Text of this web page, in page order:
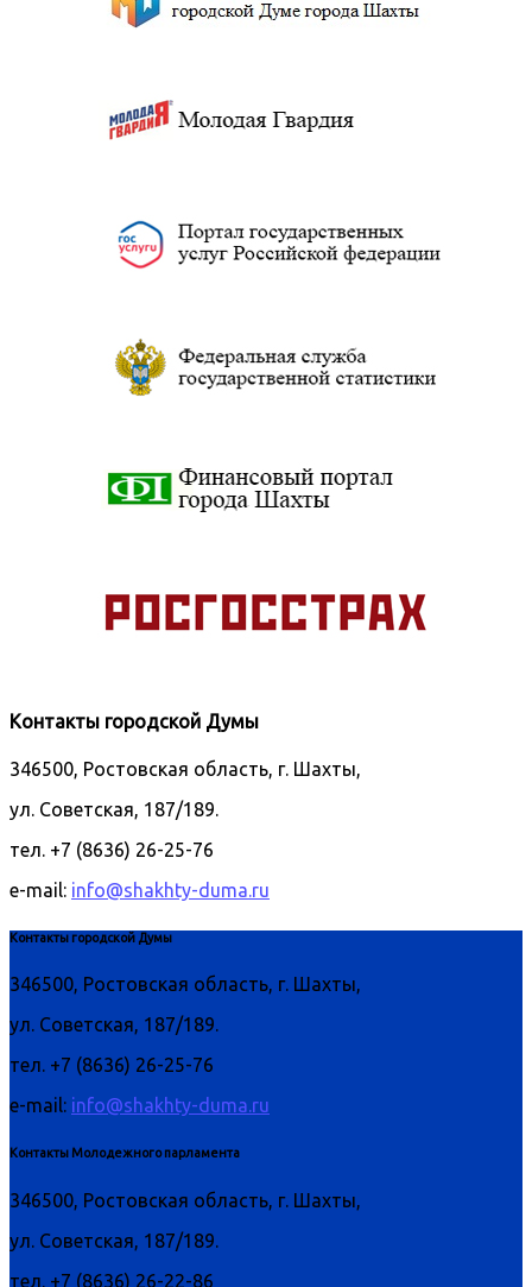
Контакты городской Думы
346500, Ростовская область, г. Шахты,
ул. Советская, 187/189.
тел. +7 (8636) 26-25-76
e-mail: info@shakhty-duma.ru
Контакты городской Думы
346500, Ростовская область, г. Шахты,
ул. Советская, 187/189.
тел. +7 (8636) 26-25-76
e-mail: info@shakhty-duma.ru
Контакты Молодежного парламента
346500, Ростовская область, г. Шахты,
ул. Советская, 187/189.
тел. +7 (8636) 26-22-86